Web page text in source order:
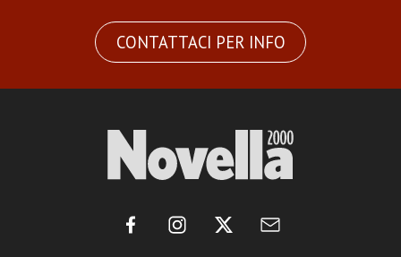
CONTATTACI PER INFO